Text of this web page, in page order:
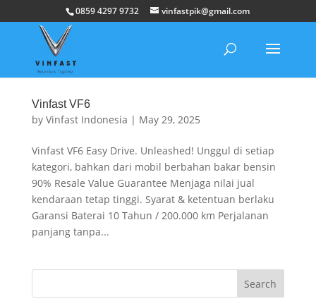
0859 4297 9732 vinfastpik@gmail.com
Vinfast VF6
by Vinfast Indonesia | May 29, 2025
Vinfast VF6 Easy Drive. Unleashed! Unggul di setiap
kategori, bahkan dari mobil berbahan bakar bensin
90% Resale Value Guarantee Menjaga nilai jual
kendaraan tetap tinggi. Syarat & ketentuan berlaku
Garansi Baterai 10 Tahun / 200.000 km Perjalanan
panjang tanpa...
Search